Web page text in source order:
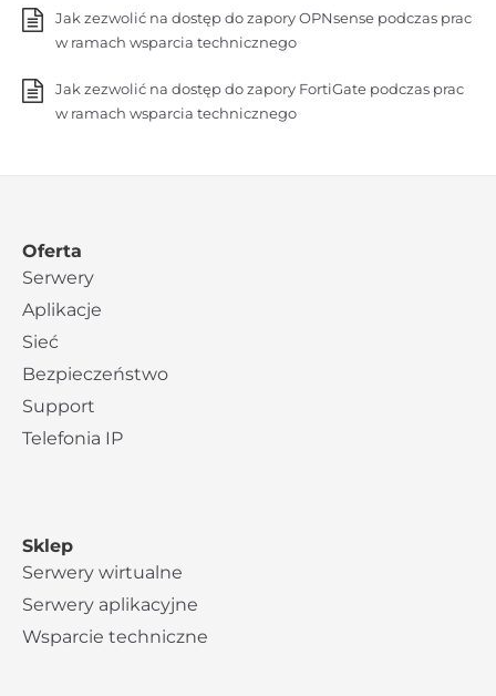
Jak zezwolić na dostęp do zapory OPNsense podczas prac
w ramach wsparcia technicznego
Jak zezwolić na dostęp do zapory FortiGate podczas prac
w ramach wsparcia technicznego
Oferta
Serwery
Aplikacje
Sieć
Bezpieczeństwo
Support
Telefonia IP
Sklep
Serwery wirtualne
Serwery aplikacyjne
Wsparcie techniczne